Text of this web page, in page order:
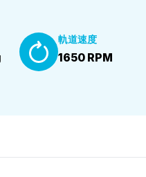
軌道速度
1650 RPM